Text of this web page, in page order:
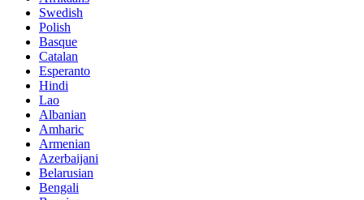
Swedish
Polish
Basque
Catalan
Esperanto
Hindi
Lao
Albanian
Amharic
Armenian
Azerbaijani
Belarusian
Bengali